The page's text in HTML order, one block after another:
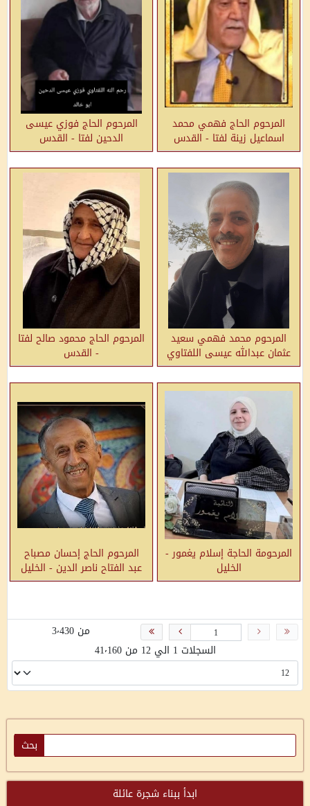
المرحوم الحاج فهمي محمد
اسماعيل زينة لفتا - القدس
المرحوم الحاج فوزي عيسى
الدحين لفتا - القدس
المرحوم محمد فهمي سعيد
عثمان عبدالله عيسى اللفتاوي
لفتا - القدس
المرحوم الحاج محمود صالح لفتا
- القدس
المرحومة الحاجة إسلام يغمور -
الخليل
المرحوم الحاج إحسان مصباح
عبد الفتاح ناصر الدين - الخليل
من 3٬430
السجلات 1 الي 12 من 41٬160
ابدأ ببناء شجرة عائلة